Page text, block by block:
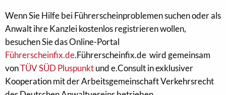
Wenn Sie Hilfe bei Führerscheinproblemen suchen oder als
Anwalt ihre Kanzlei kostenlos registrieren wollen,
besuchen Sie das Online-Portal
Führerscheinfix.de.Führerscheinfix.de wird gemeinsam
vonTÜV SÜD Pluspunktund e.Consult in exklusiver
Kooperation mit der Arbeitsgemeinschaft Verkehrsrecht